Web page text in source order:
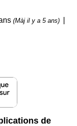
ans(Màj il y a 5 ans)
de